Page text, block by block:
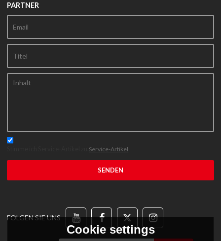
PARTNER
Service-Artikel
SENDEN
FOLGEN SIE UNS
Cookie settings